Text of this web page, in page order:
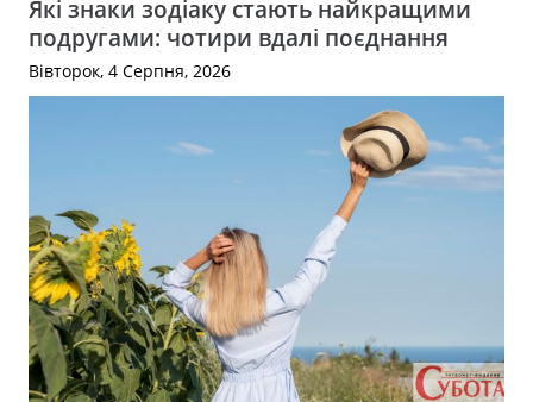
Які знаки зодіаку стають найкращими
подругами: чотири вдалі поєднання
Вівторок, 4 Серпня, 2026